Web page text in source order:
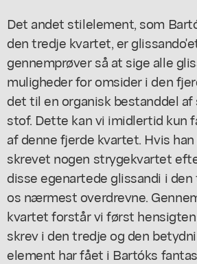
Det andet stilelement, som
den tredje kvartet, er
gennemprøver så at sige alle
muligheder for omsider i den
det til en organisk bestanddel
stof. Dette kan vi imidlertid kun
af denne fjerde kvartet. Hvis
skrevet nogen strygekvartet
disse egenartede glissandi i
os nærmest overdrevne.
kvartet forstår vi først
skrev i den tredje og den
element har fået i Bartóks